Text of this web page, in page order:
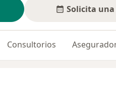
Solicita
Consultorios